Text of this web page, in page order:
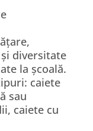
diversitate
la școală.
caiete
sau
caiete cu